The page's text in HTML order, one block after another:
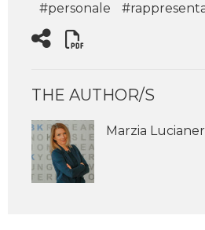
#personale
THE AUTHOR/S
Marzia Lucianer